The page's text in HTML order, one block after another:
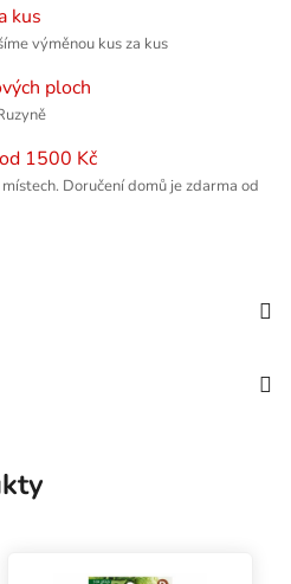
kus
výměnou kus za kus
ploch
1500 Kč
Doručení domů je zdarma od